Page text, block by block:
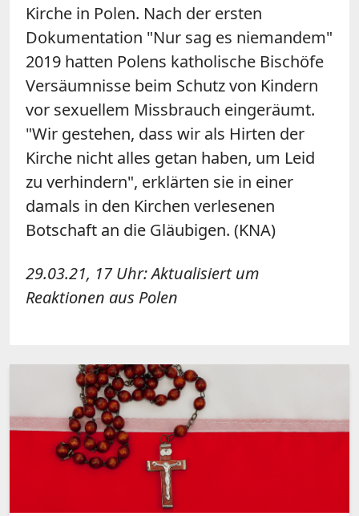
Kirche in Polen. Nach der ersten
Dokumentation "Nur sag es niemandem"
2019 hatten Polens katholische Bischöfe
Versäumnisse beim Schutz von Kindern
vor sexuellem Missbrauch eingeräumt.
"Wir gestehen, dass wir als Hirten der
Kirche nicht alles getan haben, um Leid
zu verhindern", erklärten sie in einer
damals in den Kirchen verlesenen
Botschaft an die Gläubigen. (KNA)
29.03.21, 17 Uhr: Aktualisiert um
Reaktionen aus Polen